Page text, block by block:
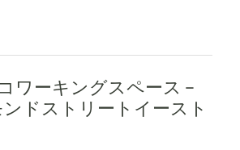
ワーキングスペース –
ドストリートイースト